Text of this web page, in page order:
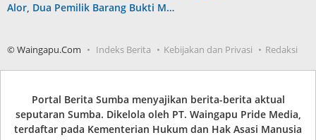
Alor, Dua Pemilik Barang Bukti M…
© Waingapu.Com Indeks Berita Kebijakan dan Privasi Redaksi
Portal Berita Sumba menyajikan berita-berita aktual
seputaran Sumba. Dikelola oleh PT. Waingapu Pride Media,
terdaftar pada Kementerian Hukum dan Hak Asasi Manusia